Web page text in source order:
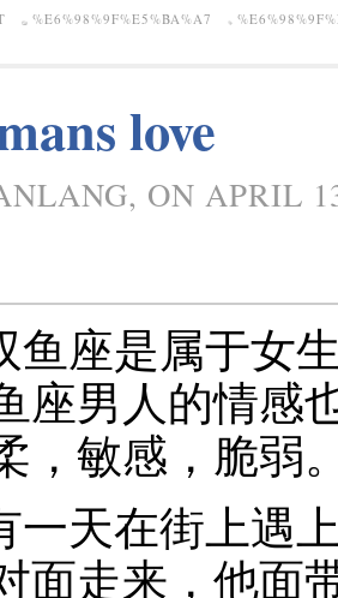
%E6%98%9F%E5%BA%A7
love
ON APRIL
鱼座是属于女
座男人的情感
，敏感，脆弱
一天在街上遇
面走来，他面